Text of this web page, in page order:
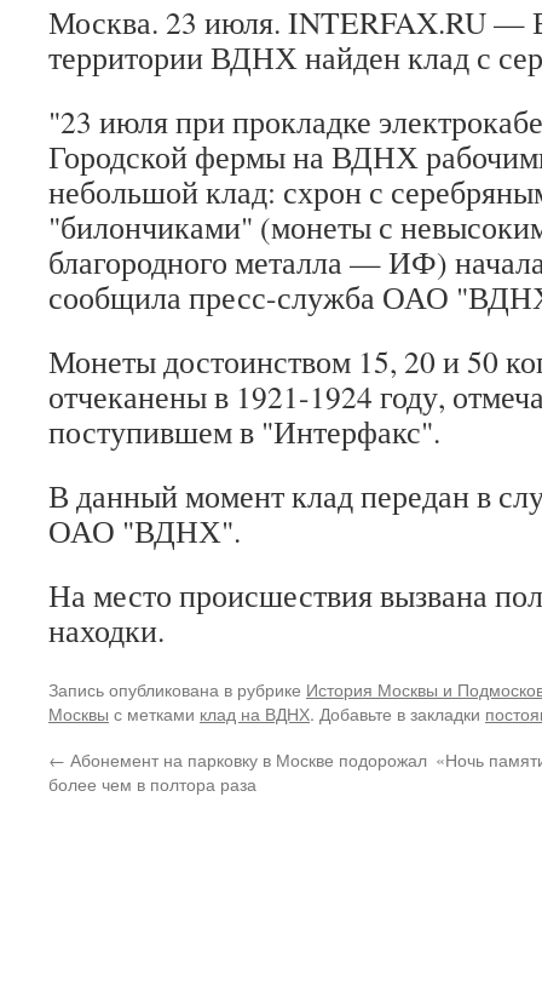
Москва. 23 июля. INTERFAX.RU —
территории ВДНХ найден клад с
"23 июля при прокладке
Городской фермы на ВДНХ
небольшой клад: схрон с
"билончиками" (монеты с
благородного металла — ИФ)
сообщила пресс-служба ОАО
Монеты достоинством 15, 20 и 50
отчеканены в 1921-1924 году,
поступившем в "Интерфакс".
В данный момент клад передан в
ОАО "ВДНХ".
На место происшествия вызвана
находки.
Запись опубликована в рубрике История Москвы и
Москвы с метками клад на ВДНХ. Добавьте в закладки
← Абонемент на парковку в Москве подорожал
более чем в полтора раза
«Ночь